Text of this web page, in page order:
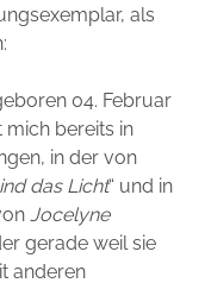
als
04. Februar
mich bereits in
in der von
das Licht“ und in
Jocelyne
gerade weil sie
anderen